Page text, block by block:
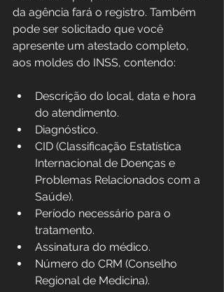
da agência fará o registro. Também
pode ser solicitado que você
apresente um atestado completo,
aos moldes do INSS, contendo:
Descrição do local, data e hora
do atendimento.
Diagnóstico.
CID (Classificação Estatística
Internacional de Doenças e
Problemas Relacionados com a
Saúde).
Período necessário para o
tratamento.
Assinatura do médico.
Número do CRM (Conselho
Regional de Medicina).